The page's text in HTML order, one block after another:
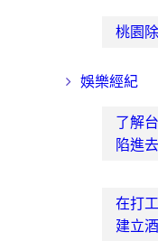
桃園
娛樂經紀
了解
陷進
在打
建立